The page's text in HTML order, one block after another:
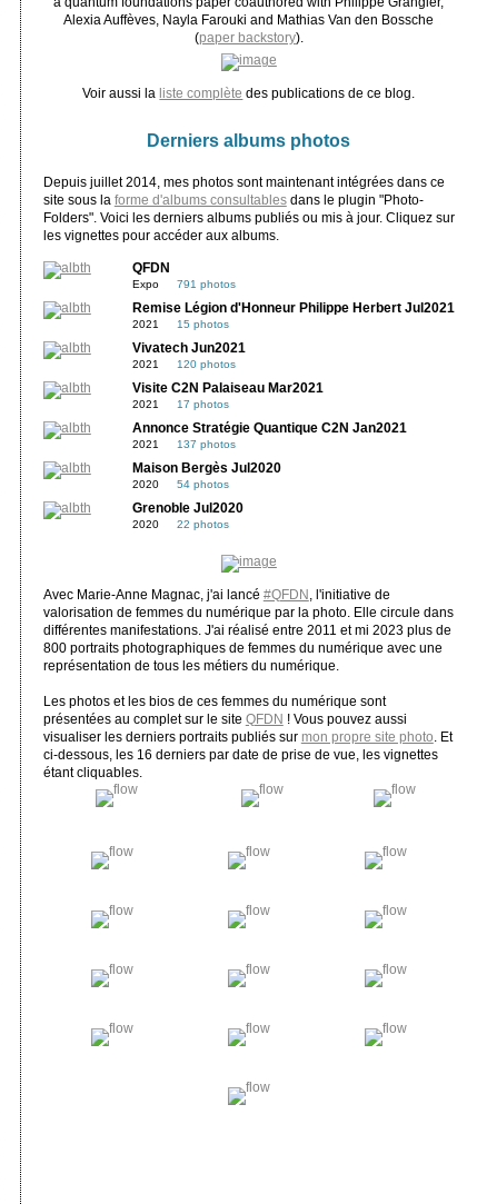
Alexia Auffèves, Nayla Farouki and Mathias Van den Bossche
(paper backstory).
Voir aussi la liste complète des publications de ce blog.
Derniers albums photos
Depuis juillet 2014, mes photos sont maintenant intégrées dans ce
site sous la forme d'albums consultablesdans le plugin "Photo-
Folders". Voici les derniers albums publiés ou mis à jour. Cliquez sur
les vignettes pour accéder aux albums.
QFDN
Expo 791 photos
Remise Légion d'Honneur Philippe Herbert Jul2021
2021 15 photos
Vivatech Jun2021
2021 120 photos
Visite C2N Palaiseau Mar2021
2021 17 photos
Annonce Stratégie Quantique C2N Jan2021
2021 137 photos
Maison Bergès Jul2020
2020 54 photos
Grenoble Jul2020
2020 22 photos
Avec Marie-Anne Magnac, j'ai lancé #QFDN
, l'initiative de
valorisation de femmes du numérique par la photo. Elle circule dans
différentes manifestations. J'ai réalisé entre 2011 et mi 2023 plus de
800 portraits photographiques de femmes du numérique avec une
représentation de tous les métiers du numérique.
Les photos et les bios de ces femmes du numérique sont
présentées au complet sur le site QFDN ! Vous pouvez aussi
visualiser les derniers portraits publiés sur mon propre site photo . Et
ci-dessous, les 16 derniers par date de prise de vue, les vignettes
étant cliquables.